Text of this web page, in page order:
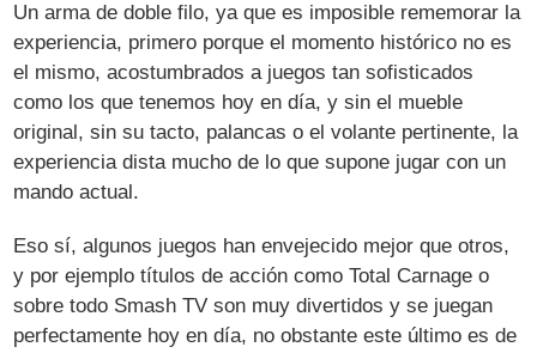
Un arma de doble filo, ya que es imposible rememorar la
experiencia, primero porque el momento histórico no es
el mismo, acostumbrados a juegos tan sofisticados
como los que tenemos hoy en día, y sin el mueble
original, sin su tacto, palancas o el volante pertinente, la
experiencia dista mucho de lo que supone jugar con un
mando actual.
Eso sí, algunos juegos han envejecido mejor que otros,
y por ejemplo títulos de acción como Total Carnage o
sobre todo Smash TV son muy divertidos y se juegan
perfectamente hoy en día, no obstante este último es de